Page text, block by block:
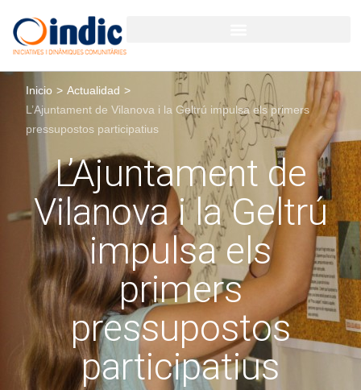
Inicio > Actualidad >
L’Ajuntament de Vilanova i la Geltrú impulsa els primers
pressupostos participatius
L’Ajuntament de
Vilanova i la Geltrú
impulsa els
primers
pressupostos
participatius